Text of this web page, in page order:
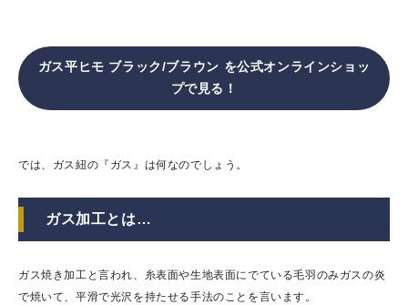
ガス平ヒモ ブラック/ブラウン を公式オンラインショッ
プで見る！
では、ガス紐の『ガス』は何なのでしょう。
ガス加工とは…
ガス焼き加工と言われ、糸表面や生地表面にでている毛羽のみガスの炎
で焼いて、平滑で光沢を持たせる手法のことを言います。